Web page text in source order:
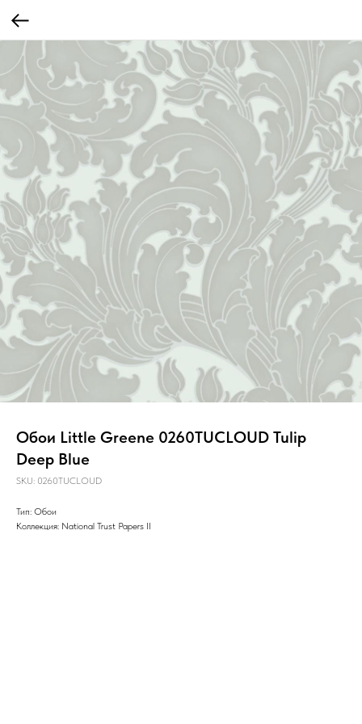
Обои Little Greene 0260TUCLOUD Tulip
Deep Blue
SKU: 0260TUCLOUD
Тип: Обои
Коллекция: National Trust Papers II